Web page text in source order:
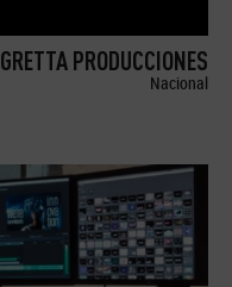
GRETTA PRODUCCIONES
Nacional